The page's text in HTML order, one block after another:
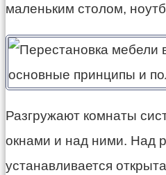
маленьким столом,
Разгружают комнаты
окнами и над ними. Над
устанавливается